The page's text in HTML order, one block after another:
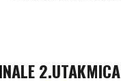
2.UTAKMICA